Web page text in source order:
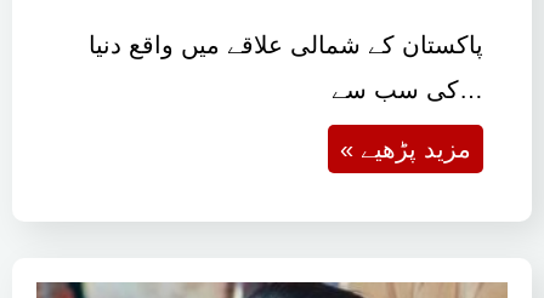
پاکستان کے شمالی علاقے میں واقع دنیا
کی سب سے…
« مزید پڑھیے